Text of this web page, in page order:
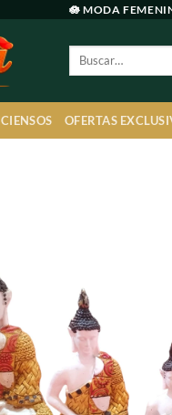
🪷 MODA
Buscar
OFERTAS